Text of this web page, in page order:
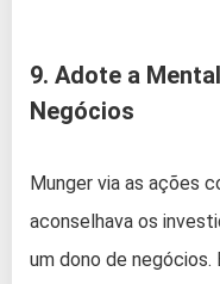
9. Adote a
Negócios
Munger via as ações
aconselhava os
um dono de